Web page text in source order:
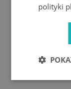
polityki